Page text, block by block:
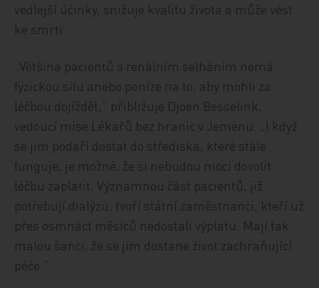
vedlejší účinky, snižuje kvalitu života a může vést
ke smrti.
„Většina pacientů s renálním selháním nemá
fyzickou sílu anebo peníze na to, aby mohli za
léčbou dojíždět,“ přibližuje Djoen Besselink,
vedoucí mise Lékařů bez hranic v Jemenu. „I když
se jim podaří dostat do střediska, které stále
funguje, je možné, že si nebudou moci dovolit
léčbu zaplatit. Významnou část pacientů, již
potřebují dialýzu, tvoří státní zaměstnanci, kteří už
přes osmnáct měsíců nedostali výplatu. Mají tak
malou šanci, že se jim dostane život zachraňující
péče.“